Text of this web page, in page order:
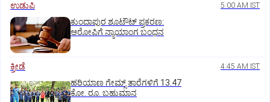
ಉಡುಪಿ 5:00 AM IST
ಕುಂದಾಪುರ ಶೂಟೌಟ್ ಪ್ರಕರಣ:
ಆರೋಪಿಗೆ ನ್ಯಾಯಾಂಗ ಬಂಧನ
ಕ್ರೀಡೆ 4:45 AM IST
ಹರಿಯಾಣ ಗೇಮ್ಸ್‌ ತಾರೆಗಳಿಗೆ 13.47
ಕೋ. ರೂ. ಬಹುಮಾನ